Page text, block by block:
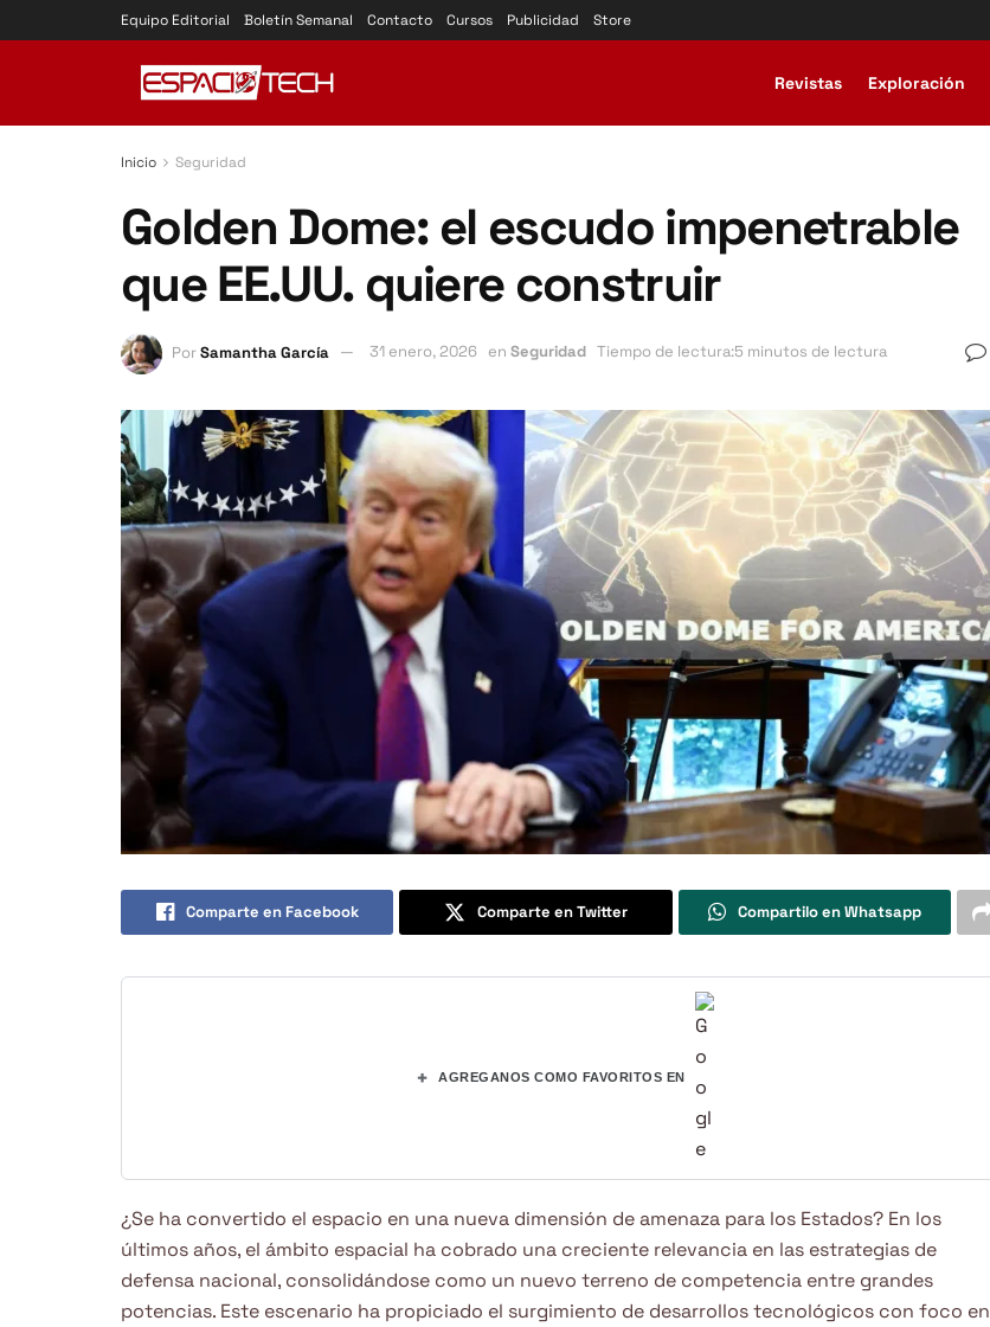
Equipo Editorial Boletín Semanal Contacto Cursos Publicidad Store
Revistas Exploración
Inicio Seguridad
Golden Dome: el escudo impenetrable
que EE.UU. quiere construir
PorSamantha García 31 enero, 2026 en Seguridad Tiempo de lectura:5 minutos de lectura
Comparte en Facebook Comparte en Twitter Compartilo en Whatsapp
+ AGREGANOS COMO FAVORITOS EN
¿Se ha convertido el espacio en una nueva dimensión de amenaza para los Estados? En los
últimos años, el ámbito espacial ha cobrado una creciente relevancia en las estrategias de
defensa nacional, consolidándose como un nuevo terreno de competencia entre grandes
potencias. Este escenario ha propiciado el surgimiento de desarrollos tecnológicos con foco en